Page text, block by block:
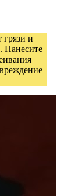
и
Нанесите